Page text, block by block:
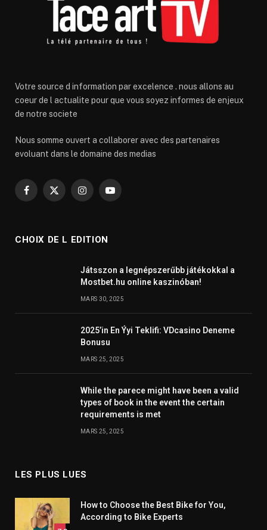
Votre source d information par excelence . nous allons au
coeur de l actualite pour que vous soyez informes de enjeux
de notre societe
Nous somme ouvert a collaborer avec des partenaires
evoluant dans le domaine des medias
Facebook
X
InstagramYouTube
CHOIX DE L EDITION
Játsszon a legnépszerűbb játékokkal a
Mostbet.hu online kaszinóban!
MARS 30, 2025
2025’in En Ýyi Teklifi: VDcasino Deneme
Bonusu
MARS 25, 2025
While the parece might have been a valid
types of book in the event the certain
requirements is met
MARS 25, 2025
LES PLUS LUES
How to Choose the Best Bike for You,
According to Bike Experts